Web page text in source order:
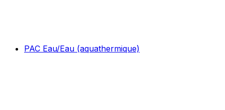
PAC Eau/Eau (aquathermique)